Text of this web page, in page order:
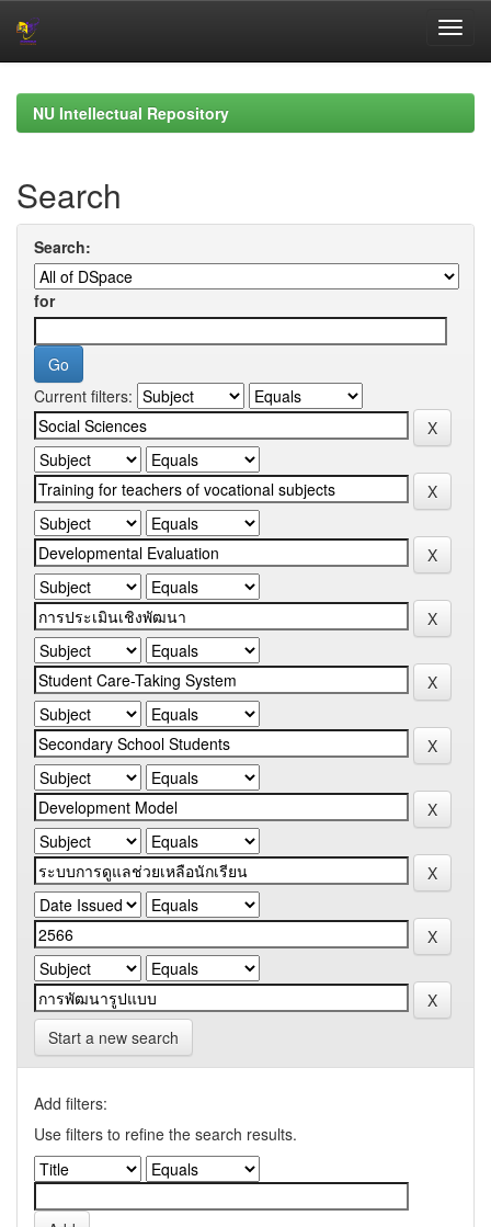
navigationNU Intellectual Repository
Search
Search:
for
Current filters:
Start a new search
Add filters:
Use filters to refine the search results.